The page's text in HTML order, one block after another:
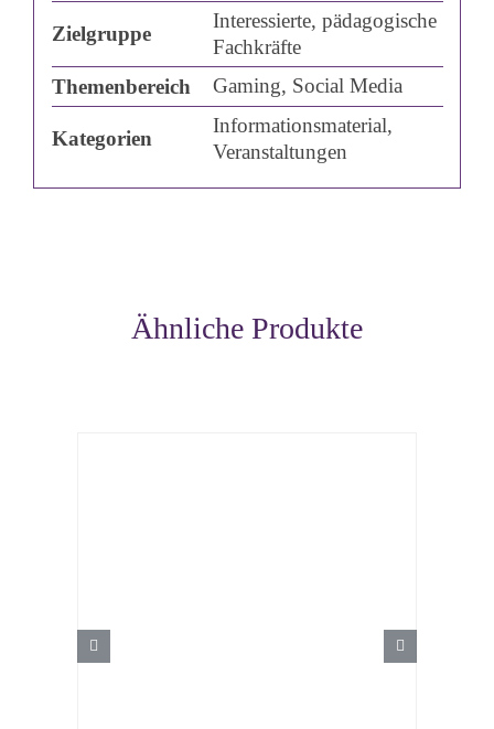
Zielgruppe
Interessierte, pädagogische
Fachkräfte
Themenbereich
Gaming, Social Media
Kategorien
Informationsmaterial,
Veranstaltungen
Ähnliche Produkte